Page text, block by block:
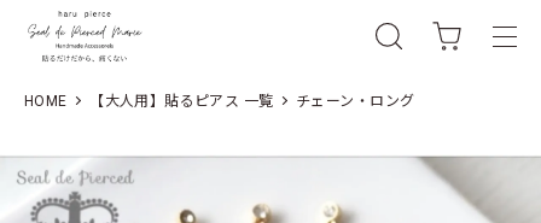
HOME 【大人用】貼るピアス 一覧 チェーン・ロング